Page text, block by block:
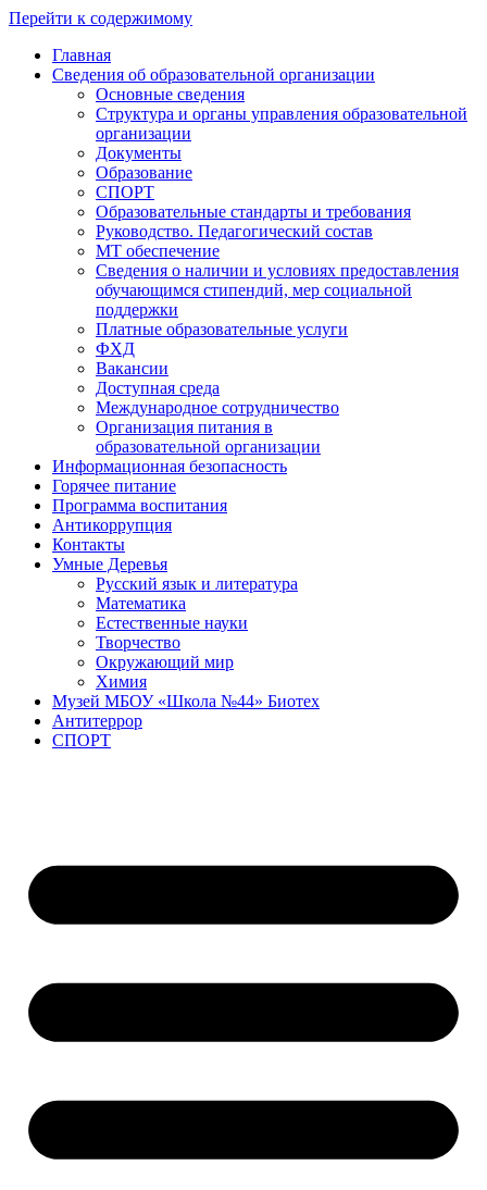
Перейти к содержимому
Главная
Сведения об образовательной организации
Основные сведения
Структура и органы управления образовательной
организации
Документы
Образование
СПОРТ
Образовательные стандарты и требования
Руководство. Педагогический состав
МТ обеспечение
Сведения о наличии и условиях предоставления
обучающимся стипендий, мер социальной
поддержки
Платные образовательные услуги
ФХД
Вакансии
Доступная среда
Международное сотрудничество
Организация питания в
образовательной организации
Информационная безопасность
Горячее питание
Программа воспитания
Антикоррупция
Контакты
Умные Деревья
Русский язык и литература
Математика
Естественные науки
Творчество
Окружающий мир
Химия
Музей МБОУ «Школа №44» Биотех
Антитеррор
СПОРТ